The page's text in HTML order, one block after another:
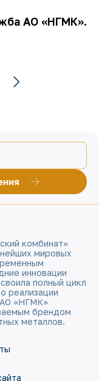
АО «НГМК».
комбинат»
мировых
инновации
полный цикл
реализации
АО «НГМК»
брендом
металлов.